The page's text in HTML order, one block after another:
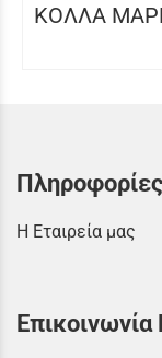
ΚΟΛΛΑ
Πληροφορίες
Η Εταιρεία μας